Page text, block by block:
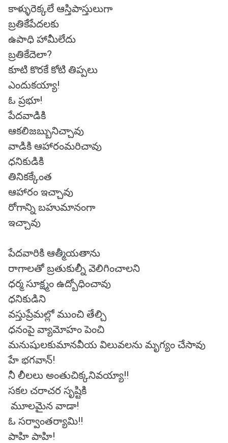
కాళ్ళురెక్కలే ఆస్తిపాస్తులుగా
బ్రతికేపేదలకు
ఉపాధి హామీలేదు
బ్రతికేదెలా?
కూటి కొరకే కోటి తిప్పలు
ఎందుకయ్యా!
ఓ ప్రభూ!
పేదవాడికి
ఆకలిజబ్బునిచ్చావు
వాడికి ఆహారంమరిచావు
ధనికుడికి
తినికక్కేంత
ఆహారం ఇచ్చావు
రోగాన్ని బహుమానంగా
ఇచ్చావు
పేదవారికి ఆత్మీయతాను
రాగాలతో బ్రతుకుల్నీ వెలిగించాలని
ధర్మ సూక్ష్మం ఉద్బోధించావు
ధనికుడిని
వస్తుప్రేమల్లో ముంచి తేల్చి
ధనంపై వ్యామోహం పెంచి
మనుషులకుమానవీయ విలువలను మృగ్యం చేసావు
హే భగవాన్!
నీ లీలలు అంతుచిక్కనివయ్యా!!
సకల చరాచర సృష్టికి
మూలమైన వాడా!
ఓ సర్వాంతర్యామి!!
పాహి పాహి!